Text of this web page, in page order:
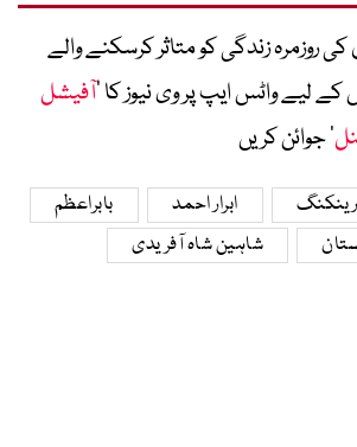
روزمرہ زندگی کو متاثر کرسکنے والے
لیے واٹس ایپ پر وی نیوز کا ’آفیشل
‘ جوائن کریں
ابرار احمد
بابراعظم
شاہین شاہ آفریدی